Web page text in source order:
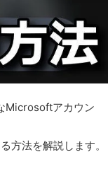
Microsoftアカウン
方法を解説します。